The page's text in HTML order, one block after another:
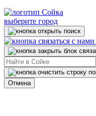
выберите город
Отмена